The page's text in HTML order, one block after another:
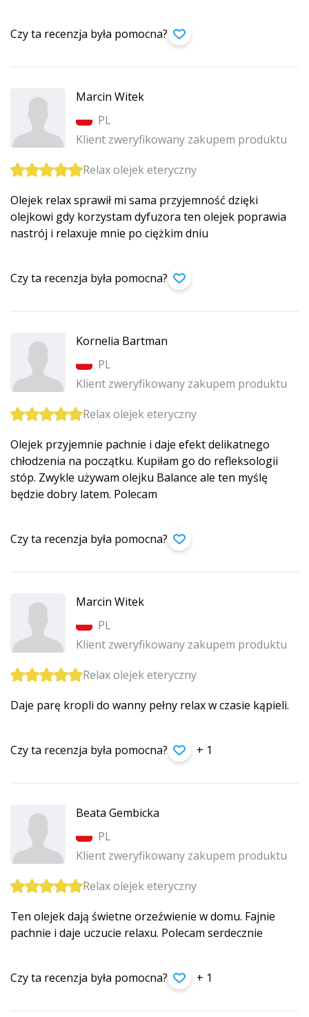
Czy ta recenzja była pomocna?
Marcin Witek
PL
Klient zweryfikowany zakupem produktu
Relax olejek eteryczny
Olejek relax sprawił mi sama przyjemność dzięki
olejkowi gdy korzystam dyfuzora ten olejek poprawia
nastrój i relaxuje mnie po ciężkim dniu
Czy ta recenzja była pomocna?
Kornelia Bartman
PL
Klient zweryfikowany zakupem produktu
Relax olejek eteryczny
Olejek przyjemnie pachnie i daje efekt delikatnego
chłodzenia na początku. Kupiłam go do refleksologii
stóp. Zwykle używam olejku Balance ale ten myślę
będzie dobry latem. Polecam
Czy ta recenzja była pomocna?
Marcin Witek
PL
Klient zweryfikowany zakupem produktu
Relax olejek eteryczny
Daje parę kropli do wanny pełny relax w czasie kąpieli.
Czy ta recenzja była pomocna? + 1
Beata Gembicka
PL
Klient zweryfikowany zakupem produktu
Relax olejek eteryczny
Ten olejek dają świetne orzeźwienie w domu. Fajnie
pachnie i daje uczucie relaxu. Polecam serdecznie
Czy ta recenzja była pomocna? + 1